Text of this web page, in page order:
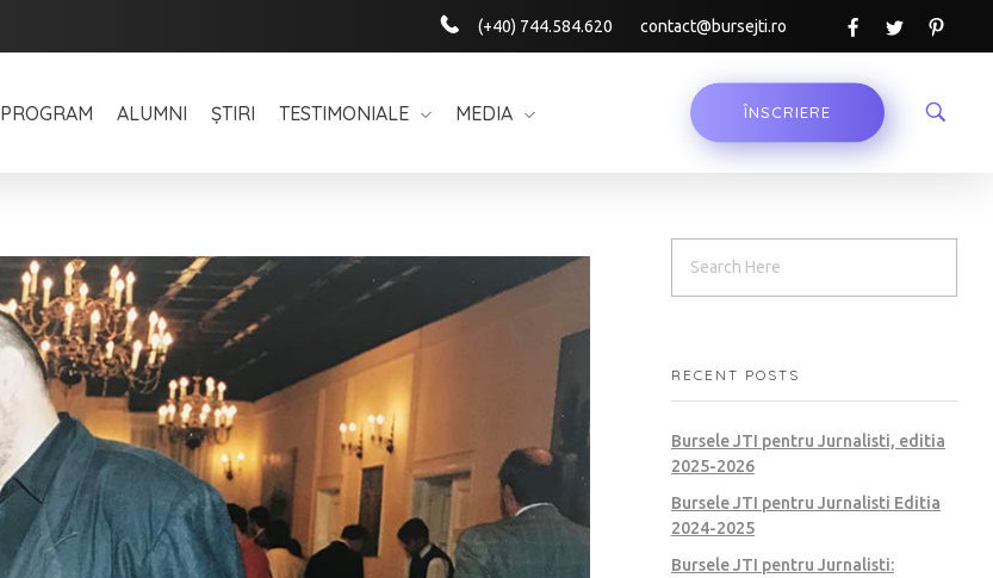
(+40) 744.584.620 contact@bursejti.ro
ÎNSCRIERE
PROGRAM ALUMNI ȘTIRI TESTIMONIALE MEDIA
RECENT POSTS
Bursele JTI pentru Jurnalisti, editia
2025-2026
Bursele JTI pentru Jurnalisti Editia
2024-2025
Bursele JTI pentru Jurnalisti: